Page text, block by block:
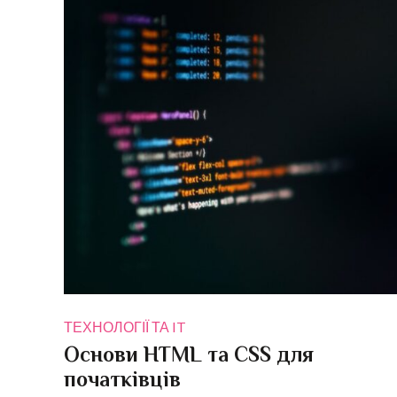
ТЕХНОЛОГІЇ ТА IT
Основи HTML та CSS для
початківців